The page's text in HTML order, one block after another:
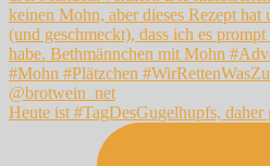
Heute ist #TagDesGugelhupfs, daher